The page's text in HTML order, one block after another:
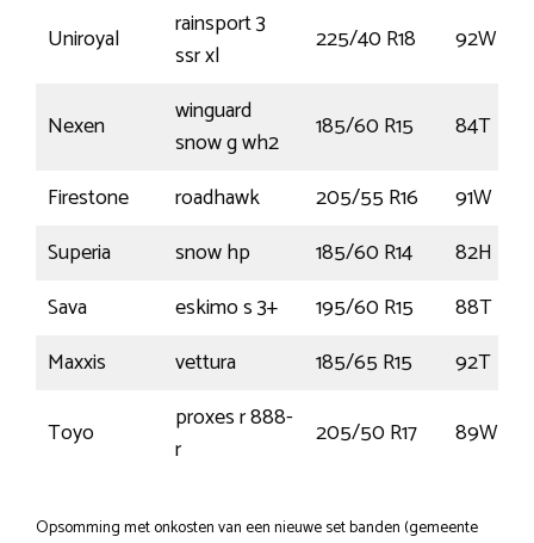
Uniroyal
rainsport 3
ssr xl
225/40 R18 92W
Nexen
winguard
snow g wh2
185/60 R15
84T
Firestone
roadhawk 205/55 R16
91W
Superia
snow hp 185/60 R14
82H
Sava
eskimo s 3+ 195/60 R15
88T
Maxxis
vettura 185/65 R15
92T
Toyo
proxes r 888-
r
205/50 R17 89W
Opsomming met onkosten van een nieuwe set banden (gemeente